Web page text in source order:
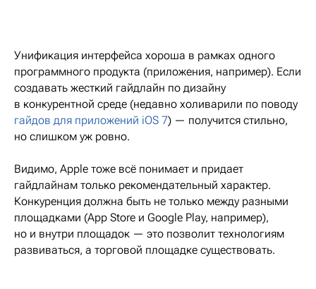
Унификация интерфейса хороша в рамках одного
программного продукта (приложения, например). Если
создавать жесткий гайдлайн по дизайну
в конкурентной среде (недавно холиварили по поводу
гайдов для приложений iOS 7) — получится стильно,
но слишком уж ровно.
Видимо, Apple тоже всё понимает и придает
гайдлайнам только рекомендательный характер.
Конкуренция должна быть не только между разными
площадками (App Store и Google Play, например),
но и внутри площадок — это позволит технологиям
развиваться, а торговой площадке существовать.